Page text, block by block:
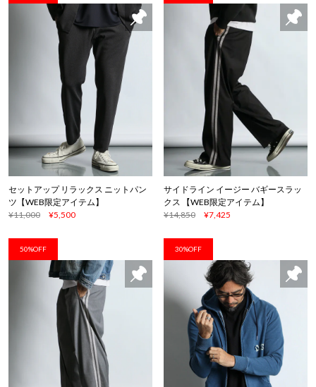
セットアップ リラックス ニットパン
ツ【WEB限定アイテム】
¥11,000
¥5,500
サイドライン イージー バギースラッ
クス 【WEB限定アイテム】
¥14,850
¥7,425
50%OFF 30%OFF